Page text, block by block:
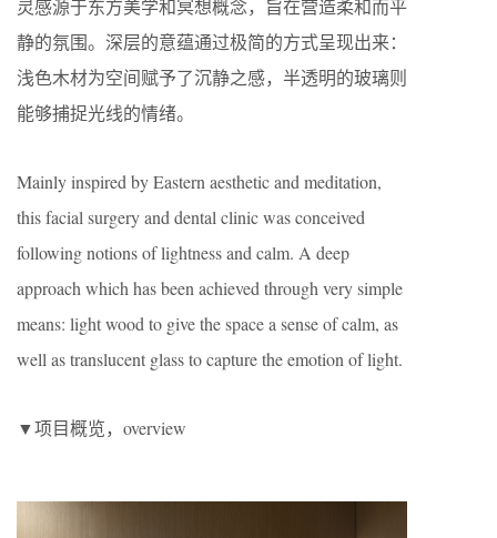
灵感源于东方美学和冥想概念，旨在营造柔和而平
静的氛围。深层的意蕴通过极简的方式呈现出来：
浅色木材为空间赋予了沉静之感，半透明的玻璃则
能够捕捉光线的情绪。
Mainly inspired by Eastern aesthetic and meditation,
this facial surgery and dental clinic was conceived
following notions of lightness and calm. A deep
approach which has been achieved through very simple
means: light wood to give the space a sense of calm, as
well as translucent glass to capture the emotion of light.
▼项目概览，overview